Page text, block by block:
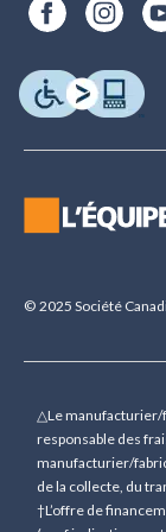
© 2025 Société
△Le manufacturier/
responsable des
manufacturier/
de la collecte, du
†L’offre de